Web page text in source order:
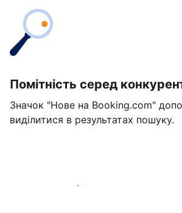
Помітність серед
Значок "Нове на Booking.com"
виділитися в результатах пошуку.
Розпочати вже сьогодні